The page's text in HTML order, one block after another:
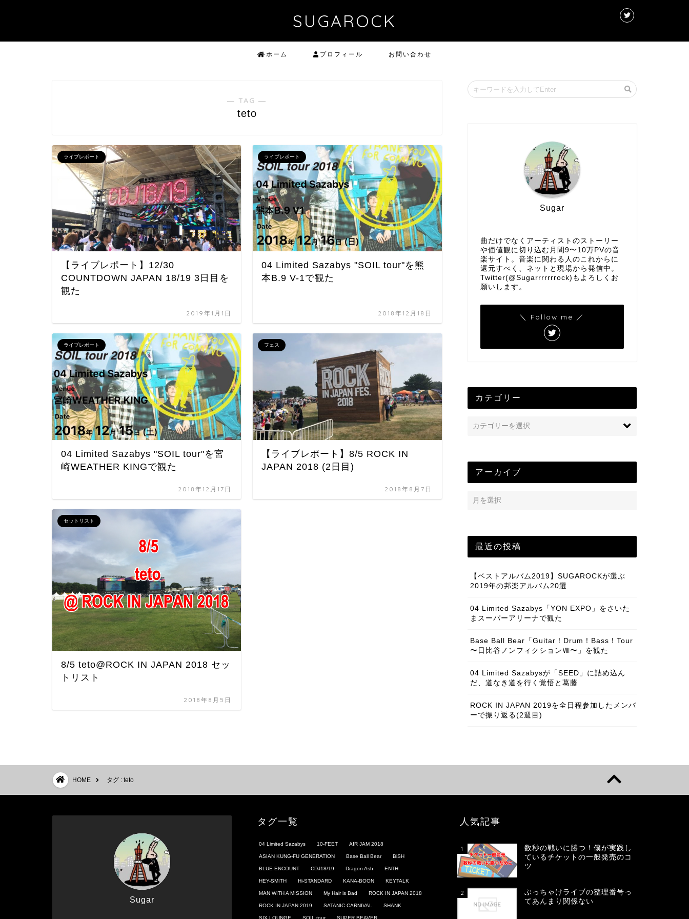
SUGAROCK
ホーム プロフィール お問い合わせ
― TAG ―
teto
ライブレポート
【ライブレポート】12/30
COUNTDOWN JAPAN 18/19 3日目を
観た
2019年1月1日
ライブレポート
04 Limited Sazabys "SOIL tour"を熊
本B.9 V-1で観た
2018年12月18日
ライブレポート
04 Limited Sazabys "SOIL tour"を宮
崎WEATHER KINGで観た
2018年12月17日
フェス
【ライブレポート】8/5 ROCK IN
JAPAN 2018 (2日目)
2018年8月7日
セットリスト
8/5 teto@ROCK IN JAPAN 2018 セッ
トリスト
2018年8月5日
Sugar
曲だけでなくアーティストのストーリー
や価値観に切り込む月間9〜10万PVの音
楽サイト。音楽に関わる人のこれからに
還元すべく、ネットと現場から発信中。
Twitter(@Sugarrrrrrrock)もよろしくお
願いします。
＼ Follow me ／
カテゴリー
アーカイブ
最近の投稿
【ベストアルバム2019】SUGAROCKが選ぶ
2019年の邦楽アルバム20選
04 Limited Sazabys「YON EXPO」をさいた
まスーパーアリーナで観た
Base Ball Bear「Guitar！Drum！Bass！Tour
〜日比谷ノンフィクションⅧ〜」を観た
04 Limited Sazabysが「SEED」に詰め込ん
だ、道なき道を行く覚悟と葛藤
ROCK IN JAPAN 2019を全日程参加したメンバ
ーで振り返る(2週目)
HOME タグ : teto
Sugar
タグ一覧
04 Limited Sazabys 10-FEET AIR JAM 2018
ASIAN KUNG-FU GENERATION Base Ball Bear BiSH
BLUE ENCOUNT CDJ18/19 Dragon Ash ENTH
HEY-SMITH Hi-STANDARD KANA-BOON KEYTALK
MAN WITH A MISSION My Hair is Bad ROCK IN JAPAN 2018
ROCK IN JAPAN 2019 SATANIC CARNIVAL SHANK
SIX LOUNGE SOIL tour SUPER BEAVER
人気記事
1
数秒の戦いに勝つ！僕が実践し
ているチケットの一般発売のコ
ツ
2
ぶっちゃけライブの整理番号っ
てあんまり関係ない